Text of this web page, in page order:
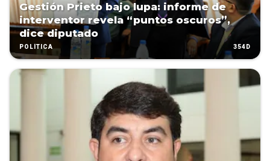
Gestión Prieto bajo lupa: informe de
interventor revela “puntos oscuros”,
dice diputado
POLÍTICA 354D